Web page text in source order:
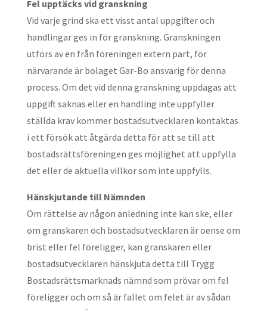
Fel upptäcks vid granskning
Vid varje grind ska ett visst antal uppgifter och
handlingar ges in för granskning. Granskningen
utförs av en från föreningen extern part, för
närvarande är bolaget Gar-Bo ansvarig för denna
process. Om det vid denna granskning uppdagas att
uppgift saknas eller en handling inte uppfyller
ställda krav kommer bostadsutvecklaren kontaktas
i ett försök att åtgärda detta för att se till att
bostadsrättsföreningen ges möjlighet att uppfylla
det eller de aktuella villkor som inte uppfylls.
Hänskjutande till Nämnden
Om rättelse av någon anledning inte kan ske, eller
om granskaren och bostadsutvecklaren är oense om
brist eller fel föreligger, kan granskaren eller
bostadsutvecklaren hänskjuta detta till Trygg
Bostadsrättsmarknads nämnd som prövar om fel
föreligger och om så är fallet om felet är av sådan